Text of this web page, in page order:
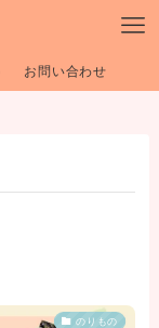
お問い合わせ
のりもの